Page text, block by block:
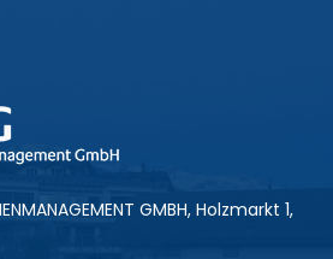
GMBH, Holzmarkt 1,